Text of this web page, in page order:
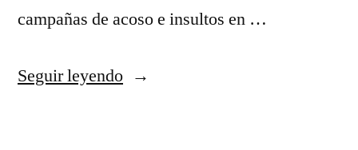
campañas de acoso e insultos en …
Seguir leyendo«camiseta